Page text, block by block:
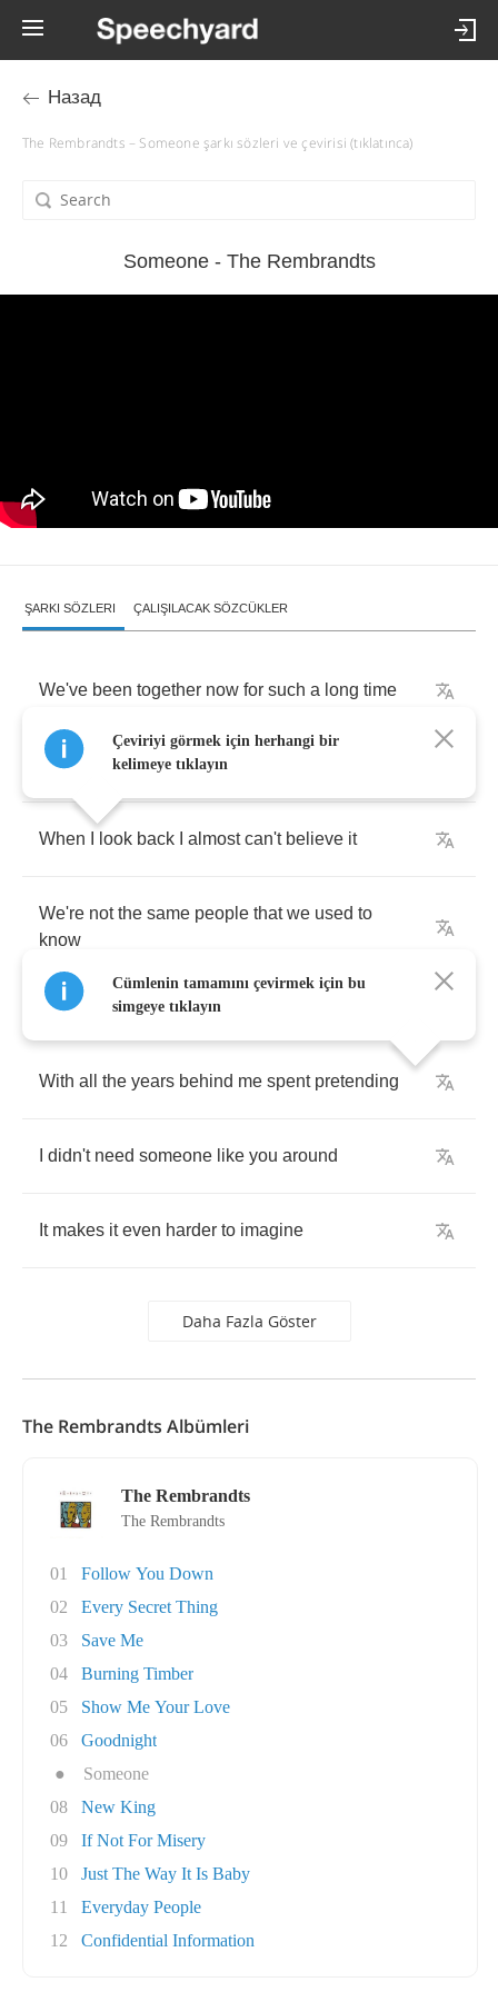
Назад
The Rembrandts – Someone şarkı sözleri ve çevirisi (tıklatınca)
Someone - The Rembrandts
ŞARKI SÖZLERI ÇALIŞILACAK SÖZCÜKLER
We've been together now for such a long time
Through every trial we'd
When look back almost can't believe it
We're not the same people that we used to
know
With all the years behind me spent pretending
didn't need someone like you around
It makes it even harder to imagine
Daha Fazla Göster
Çeviriyi görmek için herhangi bir
kelimeye tıklayın
Cümlenin tamamını çevirmek için bu
simgeye tıklayın
The Rembrandts Albümleri
The Rembrandts
The Rembrandts
01
Follow You Down
02
Every Secret Thing
03
Save Me
04
Burning Timber
05
Show Me Your Love
06
Goodnight
●
Someone
08
New King
09
If Not For Misery
10
Just The Way It Is Baby
11
Everyday People
12
Confidential Information